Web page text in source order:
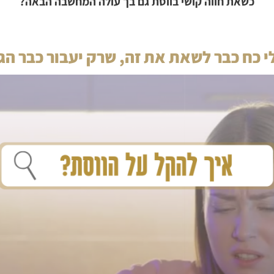
כח כבר לשאת את זה, שרק יעבור כבר